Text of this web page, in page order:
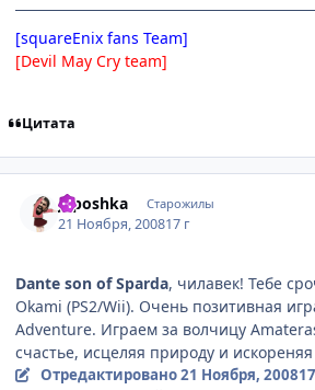
[squareEnix fans Team]
[Devil May Cry team]
Цитата
Japoshkа Старожилы
21 Ноября, 200817 г
Dante son of Sparda, чилавек! Тебе
Okami (PS2/Wii). Очень позитивная
Adventure. Играем за волчицу
счастье, исцеляя природу и искореняя
Отредактировано21 Ноября, 2008